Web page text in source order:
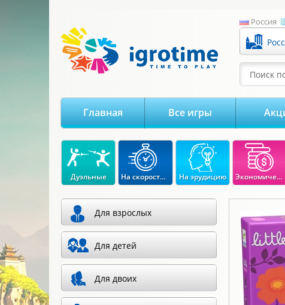
Россия
Поиск
Главная Все игры
Дуэльные На скорость реакции На эрудицию Экономические
Для взрослых
Для детей
Для двоих